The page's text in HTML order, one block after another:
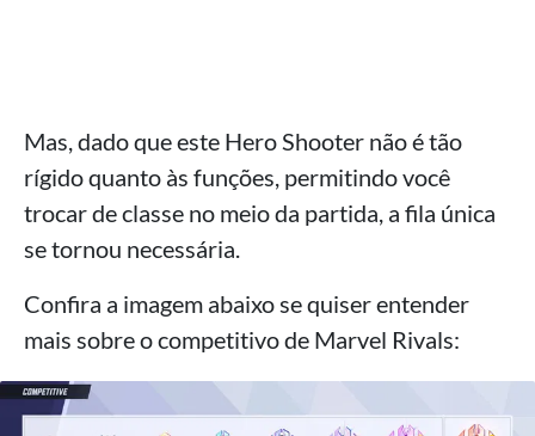
Mas, dado que este Hero Shooter não é tão
rígido quanto às funções, permitindo você
trocar de classe no meio da partida, a fila única
se tornou necessária.
Confira a imagem abaixo se quiser entender
mais sobre o competitivo de Marvel Rivals: